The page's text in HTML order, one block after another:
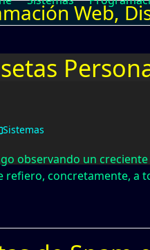
Web,
Sistemas
observando un
refiero, concretamente, a